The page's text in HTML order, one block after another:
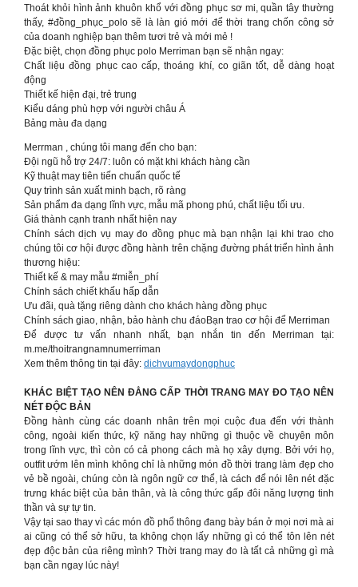
Thoát khỏi hình ảnh khuôn khổ với đồng phục sơ mi, quần tây thường
thấy, #đồng_phục_polo sẽ là làn gió mới để thời trang chốn công sở
của doanh nghiệp bạn thêm tươi trẻ và mới mẻ !
Đặc biệt, chọn đồng phục polo Merriman bạn sẽ nhận ngay:
Chất liệu đồng phục cao cấp, thoáng khí, co giãn tốt, dễ dàng hoạt
động
Thiết kế hiện đại, trẻ trung
Kiểu dáng phù hợp với người châu Á
Bảng màu đa dạng
Merrman , chúng tôi mang đến cho bạn:
Đội ngũ hỗ trợ 24/7: luôn có mặt khi khách hàng cần
Kỹ thuật may tiên tiến chuẩn quốc tế
Quy trình sản xuất minh bạch, rõ ràng
Sản phẩm đa dạng lĩnh vực, mẫu mã phong phú, chất liệu tối ưu.
Giá thành cạnh tranh nhất hiện nay
Chính sách dịch vụ may đo đồng phục mà bạn nhận lại khi trao cho
chúng tôi cơ hội được đồng hành trên chặng đường phát triển hình ảnh
thương hiệu:
Thiết kế & may mẫu #miễn_phí
Chính sách chiết khấu hấp dẫn
Ưu đãi, quà tặng riêng dành cho khách hàng đồng phục
Chính sách giao, nhận, bảo hành chu đáoBạn trao cơ hội để Merriman
Để được tư vấn nhanh nhất, bạn nhắn tin đến Merriman tại:
m.me/thoitrangnamnumerriman
Xem thêm thông tin tại đây: dichvumaydongphuc
KHÁC BIỆT TẠO NÊN ĐẲNG CẤP THỜI TRANG MAY ĐO TẠO NÊN
NÉT ĐỘC BẢN
Đồng hành cùng các doanh nhân trên mọi cuộc đua đến với thành
công, ngoài kiến thức, kỹ năng hay những gì thuộc về chuyên môn
trong lĩnh vực, thì còn có cả phong cách mà họ xây dựng. Bởi với họ,
outfit ướm lên mình không chỉ là những món đồ thời trang làm đẹp cho
vẻ bề ngoài, chúng còn là ngôn ngữ cơ thể, là cách để nói lên nét đặc
trưng khác biệt của bản thân, và là công thức gấp đôi năng lượng tinh
thần và sự tự tin.
Vậy tại sao thay vì các món đồ phổ thông đang bày bán ở mọi nơi mà ai
ai cũng có thể sở hữu, ta không chọn lấy những gì có thể tôn lên nét
đẹp độc bản của riêng mình? Thời trang may đo là tất cả những gì mà
bạn cần ngay lúc này!